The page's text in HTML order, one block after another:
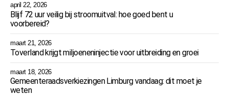
april 22, 2026
Blijf 72 uur veilig bij stroomuitval: hoe goed bent u
voorbereid?
maart 21, 2026
Toverland krijgt miljoeneninjectie voor uitbreiding en groei
maart 18, 2026
Gemeenteraadsverkiezingen Limburg vandaag: dit moet je
weten